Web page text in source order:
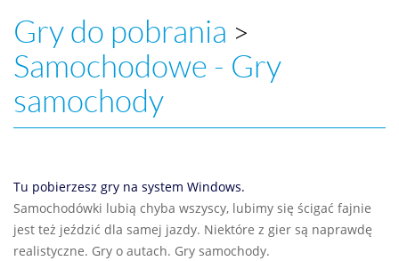
Gry do pobrania >
Samochodowe - Gry
samochody
Tu pobierzesz gry na system Windows.
Samochodówki lubią chyba wszyscy, lubimy się ścigać fajnie
jest też jeździć dla samej jazdy. Niektóre z gier są naprawdę
realistyczne. Gry o autach. Gry samochody.